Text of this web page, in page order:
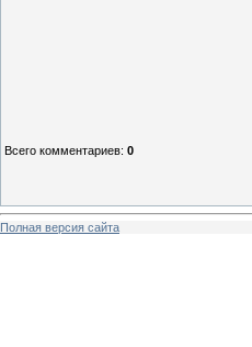
Всего комментариев: 0
Полная версия сайта